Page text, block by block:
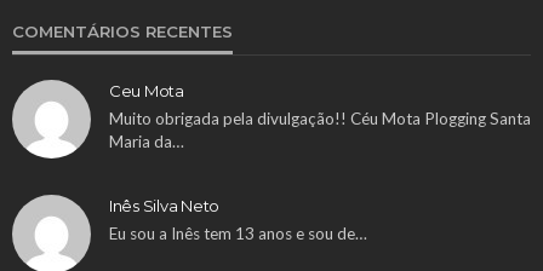
COMENTÁRIOS RECENTES
Ceu Mota
Muito obrigada pela divulgação!! Céu Mota Plogging Santa
Maria da…
Inês Silva Neto
Eu sou a Inês tem 13 anos e sou de…